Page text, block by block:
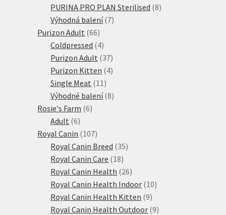
produktů
PURINA PRO PLAN Sterilised 88
Výhodná balení 77
Purizon Adult 6666
produktů
Coldpressed 44
produkty
Purizon Adult 3737
produktů
Purizon Kitten 44
Single Meat 11 11
produktů
Výhodné balení 88
Rosie's Farm 66
Adult 66
produktů
Royal Canin 107107
produktů
Royal Canin Breed 3535
Royal Canin Care 1818
produktů
Royal Canin Health 2626
produktů
Royal Canin Health Indoor 1010
Royal Canin Health Kitten 99
produktů
Royal Canin Health Outdoor 99